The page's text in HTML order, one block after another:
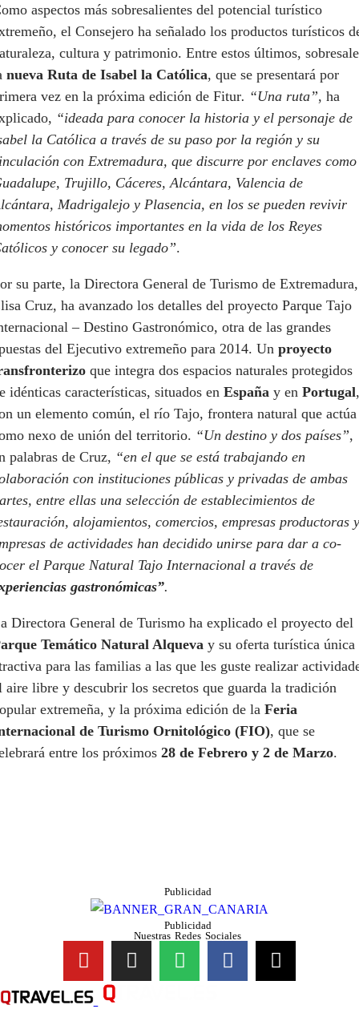
aspectos más sobresalientes del potencial turístico
el Consejero ha señalado los productos turísticos
cultura y patrimonio. Entre estos últimos, sobresale
nueva Ruta de Isabel la Católica, que se presentará por
vez en la próxima edición de Fitur. “Una ruta”, ha
“ideada para conocer la historia y el personaje de
la Católica a través de su paso por la región y su
con Extremadura, que discurre por enclaves como
Trujillo, Cáceres, Alcántara, Valencia de
Madrigalejo y Plasencia, en los se pueden revivir
históricos importantes en la vida de los Reyes
y conocer su legado”.
su parte, la Directora General de Turismo de Extremadura,
Cruz, ha avanzado los detalles del proyecto Parque Tajo
– Destino Gastronómico, otra de las grandes
del Ejecutivo extremeño para 2014. Un proyecto
que integra dos espacios naturales protegidos
idénticas características, situados en España y en Portugal,
un elemento común, el río Tajo, frontera natural que actúa
nexo de unión del territorio. “Un destino y dos países”,
palabras de Cruz, “en el que se está trabajando en
con instituciones públicas y privadas de ambas
entre ellas una selección de establecimientos de
alojamientos, co­mercios, empresas productoras y
de actividades han decidido unirse para dar a co­
el Parque Natural Tajo Internacional a través de
gastronómicas”.
Directora General de Turismo ha explicado el proyecto del
Temático Natural Alqueva y su oferta turística única
para las familias a las que les guste realizar
aire libre y descubrir los secretos que guarda la tradición
extremeña, y la próxima edición de la Feria
de Turismo Ornitológico (FIO), que se
entre los próximos 28 de Febrero y 2 de Marzo.
Publicidad
Publicidad
Nuestras Redes Sociales